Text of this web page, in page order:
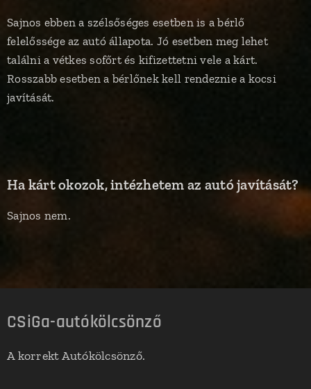
Sajnos ebben a szélsőséges esetben is a bérlő
felelőssége az autó állapota. Jó esetben meg lehet
találni a vétkes sofőrt és kifizettetni vele a kárt.
Rosszabb esetben a bérlőnek kell rendeznie a kocsi
javítását.
Ha kárt okozok, intézhetem az autó javítását?
Sajnos nem.
CSiGa-autókölcsönző
A korrekt Autókölcsönző.